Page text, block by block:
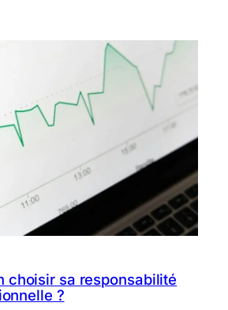
choisir sa responsabilité
?